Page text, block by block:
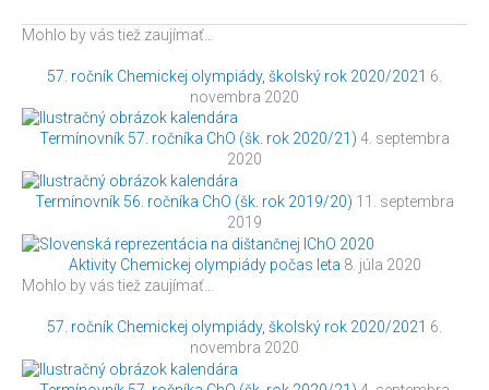
Mohlo by vás tiež zaujímať…
57. ročník Chemickej olympiády, školský rok 2020/2021 6.
novembra 2020
Termínovník 57. ročníka ChO (šk. rok 2020/21) 4. septembra
2020
Termínovník 56. ročníka ChO (šk. rok 2019/20) 11. septembra
2019
Aktivity Chemickej olympiády počas leta 8. júla 2020
Mohlo by vás tiež zaujímať…
57. ročník Chemickej olympiády, školský rok 2020/2021 6.
novembra 2020